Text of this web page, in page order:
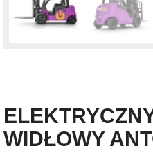
WIDŁOWY